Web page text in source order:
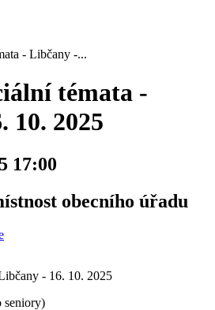
- Libčany -...
témata -
10. 2025
17:00
obecního úřadu
- 16. 10. 2025
seniory)